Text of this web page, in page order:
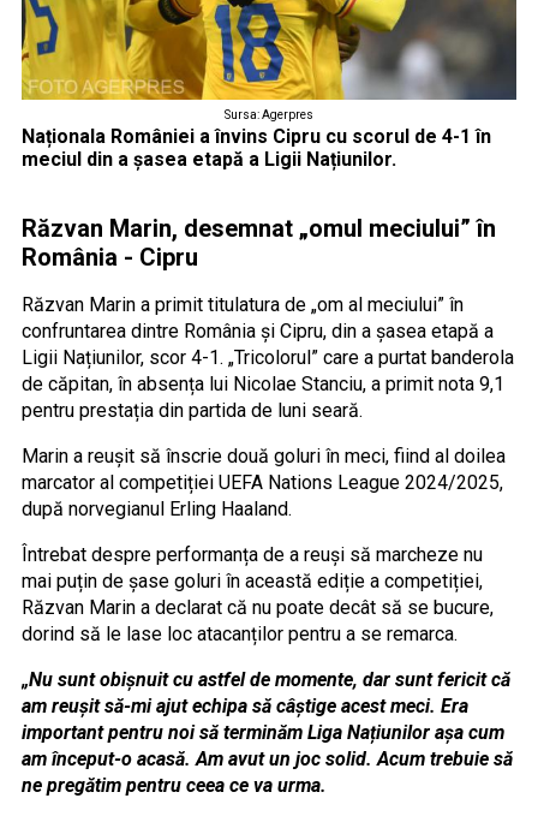
Sursa: Agerpres
Naționala României a învins Cipru cu scorul de 4-1 în
meciul din a șasea etapă a Ligii Națiunilor.
Răzvan Marin, desemnat „omul meciului” în
România - Cipru
Răzvan Marin a primit titulatura de „om al meciului” în
confruntarea dintre România și Cipru, din a șasea etapă a
Ligii Națiunilor, scor 4-1. „Tricolorul” care a purtat banderola
de căpitan, în absența lui Nicolae Stanciu, a primit nota 9,1
pentru prestația din partida de luni seară.
Marin a reușit să înscrie două goluri în meci, fiind al doilea
marcator al competiției UEFA Nations League 2024/2025,
după norvegianul Erling Haaland.
Întrebat despre performanța de a reuși să marcheze nu
mai puțin de șase goluri în această ediție a competiției,
Răzvan Marin a declarat că nu poate decât să se bucure,
dorind să le lase loc atacanților pentru a se remarca.
„Nu sunt obișnuit cu astfel de momente, dar sunt fericit că
am reușit să-mi ajut echipa să câștige acest meci. Era
important pentru noi să terminăm Liga Națiunilor așa cum
am început-o acasă. Am avut un joc solid. Acum trebuie să
ne pregătim pentru ceea ce va urma.